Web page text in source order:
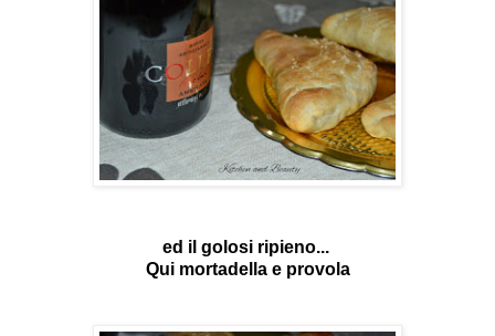
ed il golosi ripieno...
Qui mortadella e provola